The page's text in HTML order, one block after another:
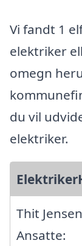
Vi fandt 1
elektriker
omegn
du vil
elektriker.
Thit
Ansatte: